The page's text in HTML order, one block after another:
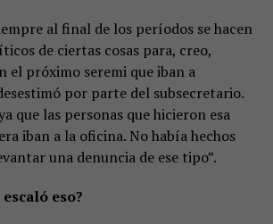
al final de los períodos se hacen
de ciertas cosas para, creo,
el próximo seremi que iban a
por parte del subsecretario.
que las personas que hicieron esa
iban a la oficina. No había hechos
una denuncia de ese tipo”.
eso?